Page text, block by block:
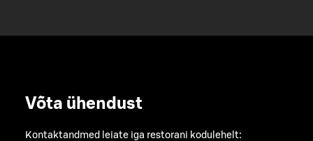
Võta ühendust
Kontaktandmed leiate iga restorani kodulehelt: